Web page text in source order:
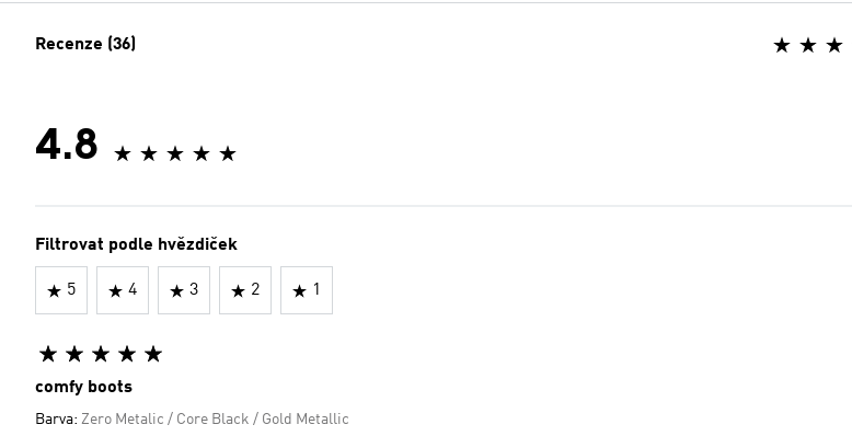
Recenze (36)
4.8
Filtrovat podle hvězdiček
5 4 3 2 1
comfy boots
Barva: Zero Metalic / Core Black / Gold Metallic